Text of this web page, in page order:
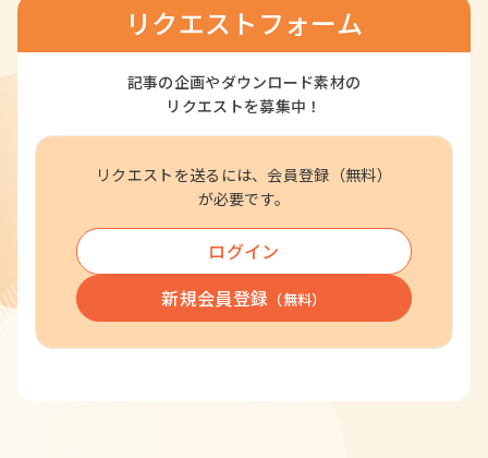
リクエストフォーム
記事の企画やダウンロード素材の
リクエストを募集中！
リクエストを送るには、会員登録（無料）
が必要です。
ログイン
新規会員登録 （無料）